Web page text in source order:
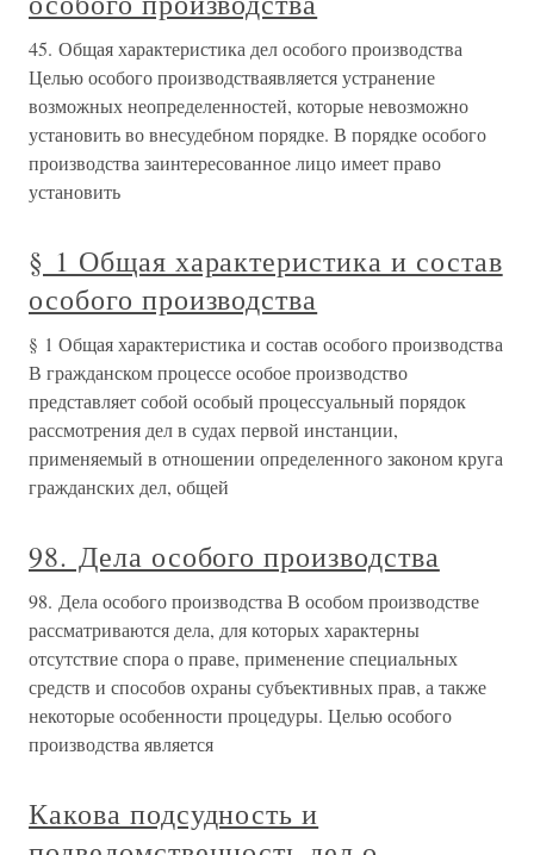
45. Общая характеристика дел особого производства
Целью особого производстваявляется устранение
возможных неопределенностей, которые невозможно
установить во внесудебном порядке. В порядке особого
производства заинтересованное лицо имеет право
установить
§ 1 Общая характеристика и состав
особого производства
§ 1 Общая характеристика и состав особого производства
В гражданском процессе особое производство
представляет собой особый процессуальный порядок
рассмотрения дел в судах первой инстанции,
применяемый в отношении определенного законом круга
гражданских дел, общей
98. Дела особого производства
98. Дела особого производства В особом производстве
рассматриваются дела, для которых характерны
отсутствие спора о праве, применение специальных
средств и способов охраны субъективных прав, а также
некоторые особенности процедуры. Целью особого
производства является
Какова подсудность и